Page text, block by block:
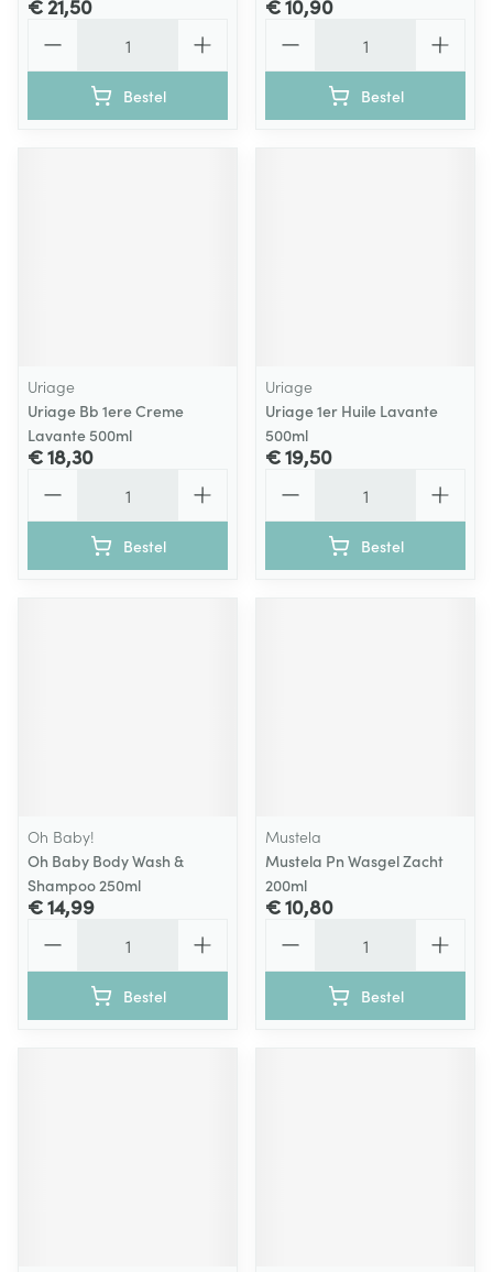
€ 21,50
Bestel
€ 10,90
Bestel
Uriage
Uriage Bb 1ere Creme
Lavante 500ml
€ 18,30
Bestel
Uriage
Uriage 1er Huile Lavante
500ml
€ 19,50
Bestel
Oh Baby!
Oh Baby Body Wash &
Shampoo 250ml
€ 14,99
Bestel
Mustela
Mustela Pn Wasgel Zacht
200ml
€ 10,80
Bestel